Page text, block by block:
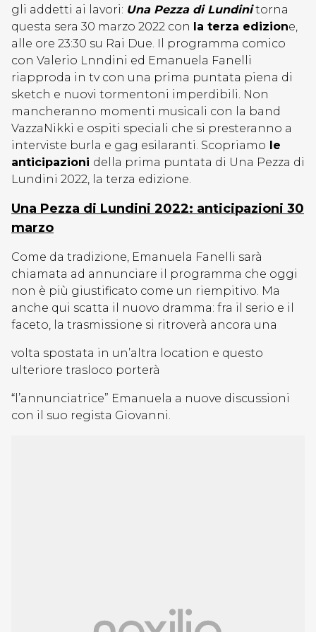
gli addetti ai lavori: Una Pezza di Lundinitorna
questa sera 30 marzo 2022 con la terza edizione,
alle ore 23:30 su Rai Due. Il programma comico
con Valerio Lnndini ed Emanuela Fanelli
riapproda in tv con una prima puntata piena di
sketch e nuovi tormentoni imperdibili. Non
mancheranno momenti musicali con la band
VazzaNikki e ospiti speciali che si presteranno a
interviste burla e gag esilaranti. Scopriamo le
anticipazioni della prima puntata di Una Pezza di
Lundini 2022, la terza edizione.
Una Pezza di Lundini 2022: anticipazioni 30
marzo
Come da tradizione, Emanuela Fanelli sarà
chiamata ad annunciare il programma che oggi
non è più giustificato come un riempitivo. Ma
anche qui scatta il nuovo dramma: fra il serio e il
faceto, la trasmissione si ritroverà ancora una
volta spostata in un’altra location e questo
ulteriore trasloco porterà
“l’annunciatrice” Emanuela a nuove discussioni
con il suo regista Giovanni.